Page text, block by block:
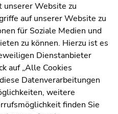
auf Ö1
unserer Website zu
auf unserer Website zu
für Soziale Medien und
zu können. Hierzu ist es
Dienstanbieter
auf „Alle Cookies
Datenverarbeitungen
weitere
finden Sie